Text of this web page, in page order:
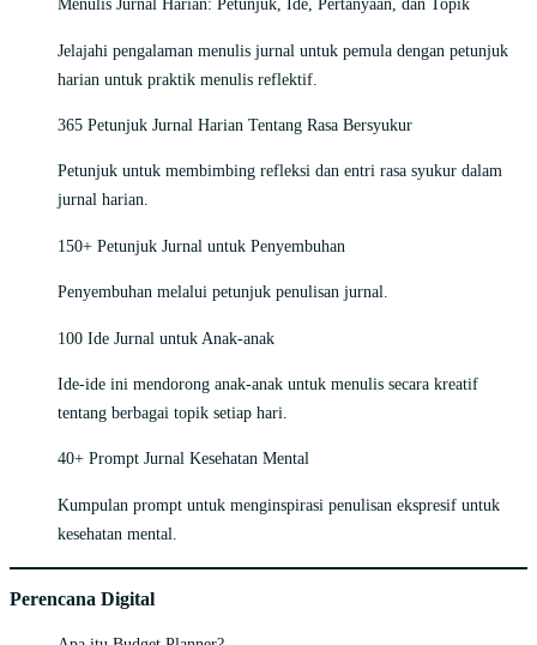
Menulis Jurnal Harian: Petunjuk, Ide, Pertanyaan, dan Topik
Jelajahi pengalaman menulis jurnal untuk pemula dengan petunjuk
harian untuk praktik menulis reflektif.
365 Petunjuk Jurnal Harian Tentang Rasa Bersyukur
Petunjuk untuk membimbing refleksi dan entri rasa syukur dalam
jurnal harian.
150+ Petunjuk Jurnal untuk Penyembuhan
Penyembuhan melalui petunjuk penulisan jurnal.
100 Ide Jurnal untuk Anak-anak
Ide-ide ini mendorong anak-anak untuk menulis secara kreatif
tentang berbagai topik setiap hari.
40+ Prompt Jurnal Kesehatan Mental
Kumpulan prompt untuk menginspirasi penulisan ekspresif untuk
kesehatan mental.
Perencana Digital